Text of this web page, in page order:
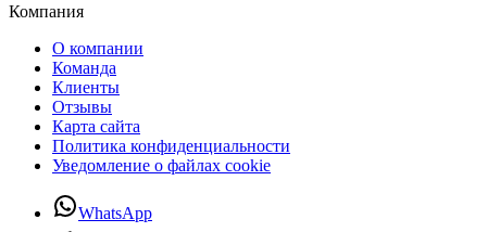
Компания
О компании
Команда
Клиенты
Отзывы
Карта сайта
Политика конфиденциальности
Уведомление о файлах cookie
WhatsApp